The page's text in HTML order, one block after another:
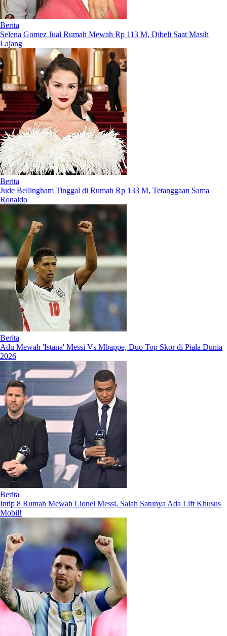
Berita
Selena Gomez Jual Rumah Mewah Rp 113 M, Dibeli Saat Masih
Lajang
Berita
Jude Bellingham Tinggal di Rumah Rp 133 M, Tetanggaan Sama
Ronaldo
Berita
Adu Mewah 'Istana' Messi Vs Mbappe, Duo Top Skor di Piala Dunia
2026
Berita
Intip 8 Rumah Mewah Lionel Messi, Salah Satunya Ada Lift Khusus
Mobil!